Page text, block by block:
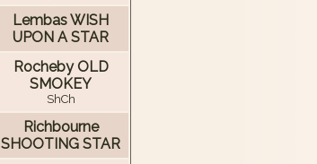
Lembas WISH
UPON A STAR
Rocheby OLD
SMOKEY
ShCh
Richbourne
SHOOTING STAR